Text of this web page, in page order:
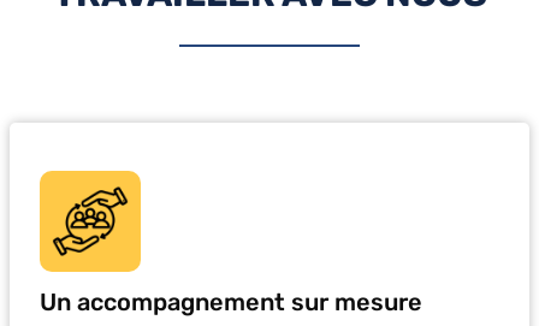
Un accompagnement sur mesure